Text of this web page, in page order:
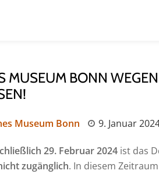
MUSEUM BONN
Museum Bonn 9. Januar
29. Februar 2024 ist das
zugänglich. In diesem